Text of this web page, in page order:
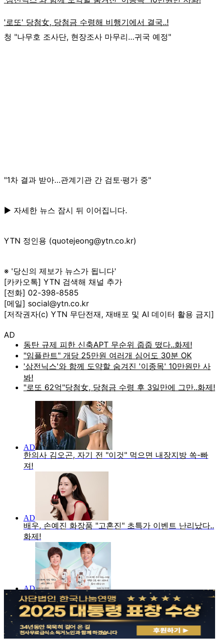
청 "나무호 조사단, 현장조사 마무리…귀국 예정"
"1차 결과 받아…관계기관 간 검토·평가 중"
▶ 자세한 뉴스 잠시 뒤 이어집니다.
YTN 정인용 (quotejeong@ytn.co.kr)
※ '당신의 제보가 뉴스가 됩니다'
[카카오톡] YTN 검색해 채널 추가
[전화] 02-398-8585
[메일] social@ytn.co.kr
[저작권자(c) YTN 무단전재, 재배포 및 AI 데이터 활용 금지]
AD